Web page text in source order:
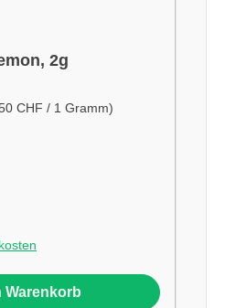
2g
CHF / 1 Gramm)
Warenkorb